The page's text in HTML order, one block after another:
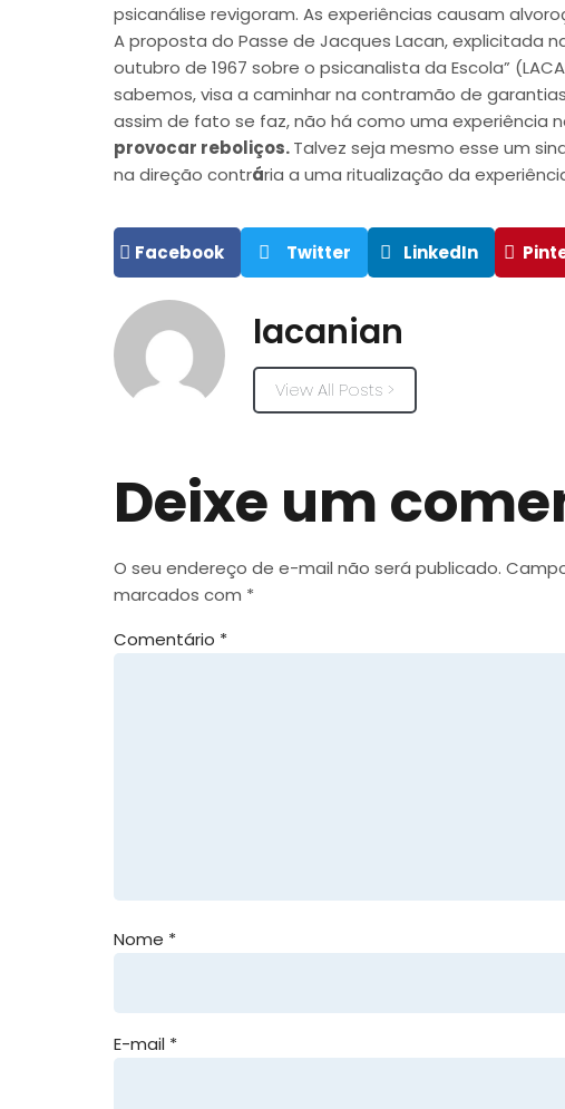
psicanálise revigoram. As experiências causam
A proposta do Passe de Jacques Lacan, explicitada
outubro de 1967 sobre o psicanalista da Escola”
sabemos, visa a caminhar na contramão de
assim de fato se faz, não há como uma experiência
provocar reboliços.Talvez seja mesmo esse um
na direção contrária a uma ritualização da
Facebook Twitter LinkedIn
lacanian
View All Posts >
Deixe um
O seu endereço de e-mail não será publicado.
marcados com *
Comentário *
Nome *
E-mail *